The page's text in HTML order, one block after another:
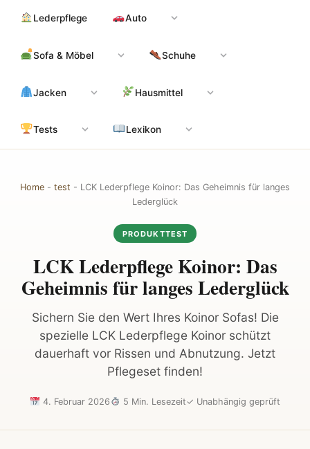
Inhalt
Lederpflege Auto
Sofa & Möbel Schuhe
Jacken Hausmittel
Tests Lexikon
Home - test - LCK Lederpflege Koinor: Das Geheimnis für langes
Lederglück
PRODUKTTEST
LCK Lederpflege Koinor: Das
Geheimnis für langes Lederglück
Sichern Sie den Wert Ihres Koinor Sofas! Die
spezielle LCK Lederpflege Koinor schützt
dauerhaft vor Rissen und Abnutzung. Jetzt
Pflegeset finden!
4. Februar 2026 5 Min. Lesezeit✓ Unabhängig geprüft